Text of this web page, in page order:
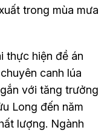
trong mùa mưa
thực hiện đề án
canh lúa
với tăng trưởng
Long đến năm
lượng. Ngành